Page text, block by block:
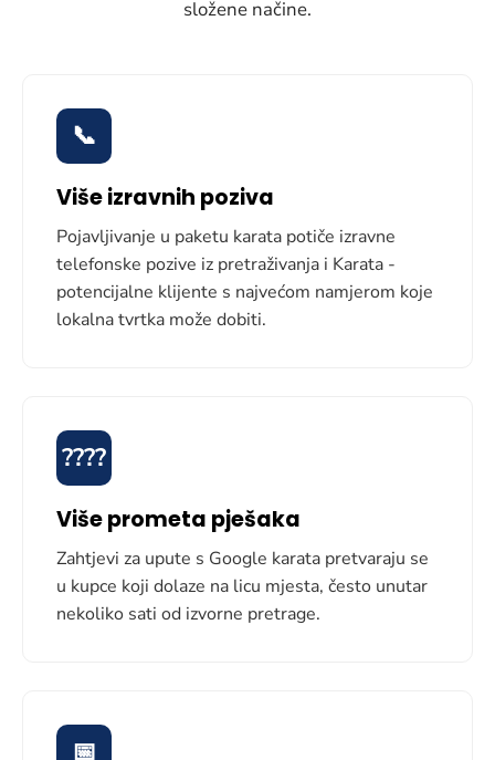
složene načine.
📞
Više izravnih poziva
Pojavljivanje u paketu karata potiče izravne
telefonske pozive iz pretraživanja i Karata -
potencijalne klijente s najvećom namjerom koje
lokalna tvrtka može dobiti.
????
Više prometa pješaka
Zahtjevi za upute s Google karata pretvaraju se
u kupce koji dolaze na licu mjesta, često unutar
nekoliko sati od izvorne pretrage.
📅